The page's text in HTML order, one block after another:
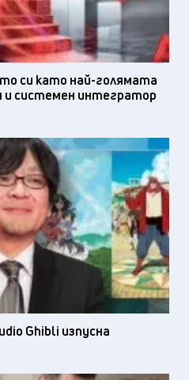
си като най-голямата
и системен интегратор
Ghibli изпусна